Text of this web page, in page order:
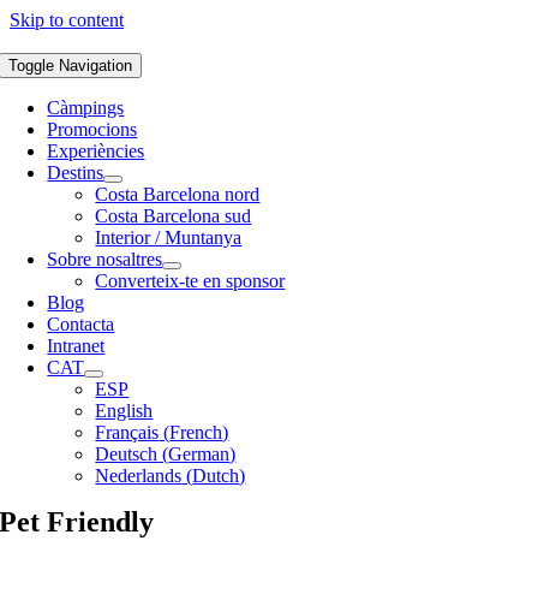
Skip to content
Toggle Navigation
Càmpings
Promocions
Experiències
Destins
Costa Barcelona nord
Costa Barcelona sud
Interior / Muntanya
Sobre nosaltres
Converteix-te en sponsor
Blog
Contacta
Intranet
CAT
ESP
English
Français (French)
Deutsch (German)
Nederlands (Dutch)
Pet Friendly